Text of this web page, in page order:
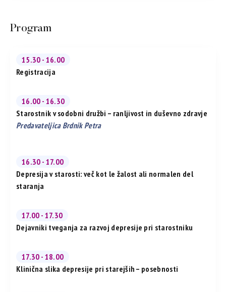
Program
15.30 - 16.00
Registracija
16.00 - 16.30
Starostnik v sodobni družbi – ranljivost in duševno zdravje
Predavateljica Brdnik Petra
16.30 - 17.00
Depresija v starosti: več kot le žalost ali normalen del
staranja
17.00 - 17.30
Dejavniki tveganja za razvoj depresije pri starostniku
17.30 - 18.00
Klinična slika depresije pri starejših – posebnosti